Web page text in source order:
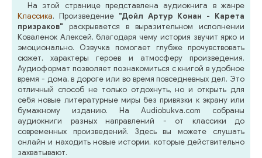
На этой странице представлена аудиокнига в жанре
Классика. Произведение "Дойл Артур Конан - Карета
призраков" раскрывается в выразительном исполнении
Коваленок Алексей, благодаря чему история звучит ярко и
эмоционально. Озвучка помогает глубже прочувствовать
сюжет, характеры героев и атмосферу произведения.
Аудиоформат позволяет познакомиться с книгой в удобное
время - дома, в дороге или во время повседневных дел. Это
отличный способ не только отдохнуть, но и открыть для
себя новые литературные миры без привязки к экрану или
бумажному изданию. На Audiobukva.com собраны
аудиокниги разных направлений - от классики до
современных произведений. Здесь вы можете слушать
онлайн и находить новые истории, которые действительно
захватывают.